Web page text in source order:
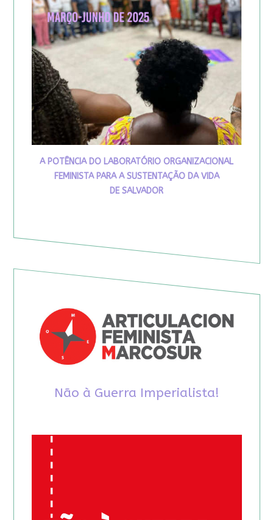
A POTÊNCIA DO LABORATÓRIO ORGANIZACIONAL
FEMINISTA PARA A SUSTENTAÇÃO DA VIDA
DE SALVADOR
Não à Guerra Imperialista!